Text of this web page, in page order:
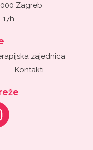
Zagreb
zajednica
Kontakti